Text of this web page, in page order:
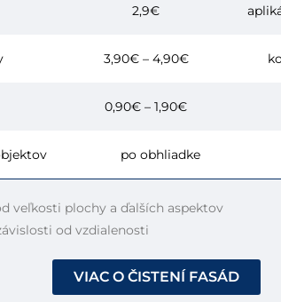
2,9€
3,90€ – 4,90€
0,90€ – 1,90€
po obhliadke
veľkosti plochy a ďalších aspektov
od vzdialenosti
VIAC O ČISTENÍ FASÁD